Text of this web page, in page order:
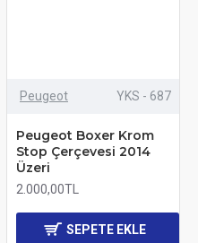
Peugeot YKS - 687
Peugeot Boxer Krom
Stop Çerçevesi 2014
Üzeri
2.000,00TL
SEPETE EKLE